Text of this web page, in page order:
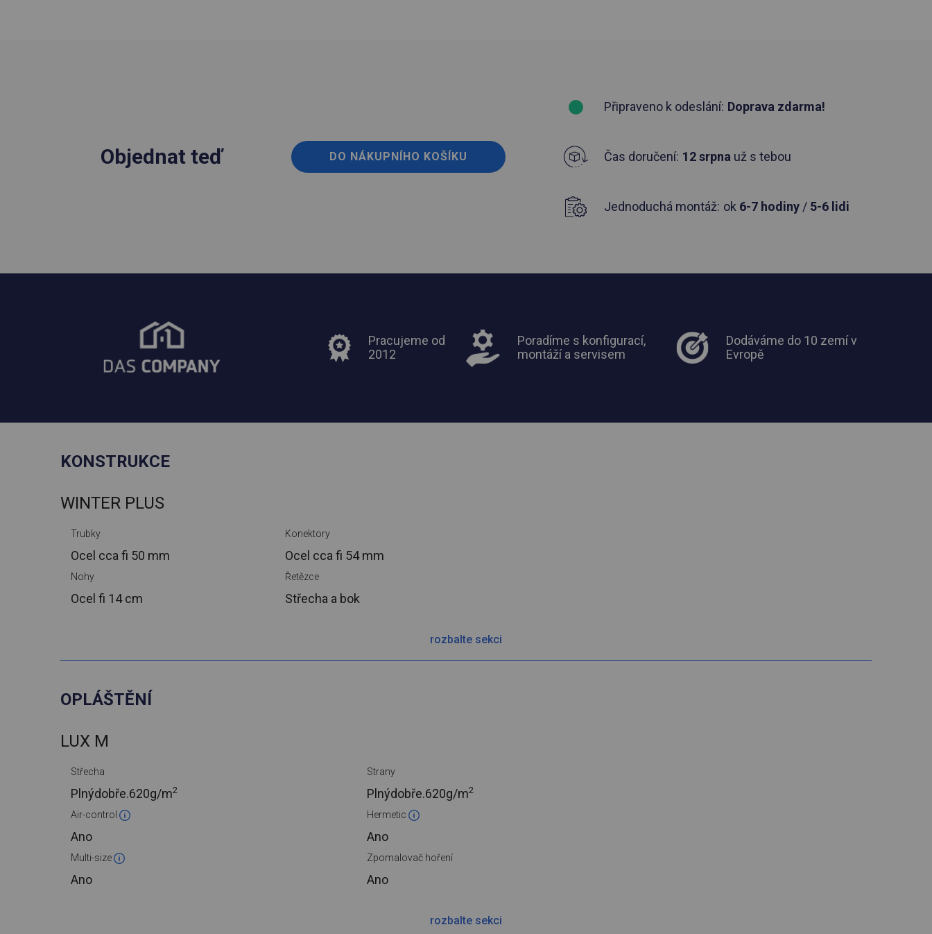
Objednat teď DO NÁKUPNÍHO KOŠÍKU
Připraveno k odeslání: Doprava zdarma!
Čas doručení: 12 srpna už s tebou
Jednoduchá montáž: ok 6-7 hodiny/ 5-6 lidi
Pracujeme od
2012
Poradíme s konfigurací,
montáží a servisem
Dodáváme do 10 zemí v
Evropě
KONSTRUKCE
WINTER PLUS
Trubky
Ocel cca fi 50 mm
Konektory
Ocel cca fi 54 mm
Nohy
Ocel fi 14 cm
Řetězce
Střecha a bok
rozbalte sekci
OPLÁŠTĚNÍ
LUX M
Střecha
Plnýdobře.620g/m2
Strany
Plnýdobře.620g/m2
Air-control
Ano
Hermetic
Ano
Multi-size
Ano
Zpomalovač hoření
Ano
rozbalte sekci